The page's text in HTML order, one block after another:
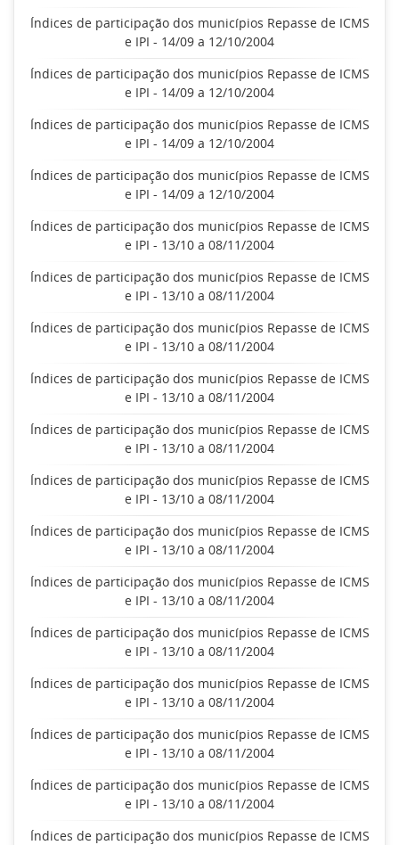
Índices de participação dos municípios Repasse de ICMS
e IPI - 14/09 a 12/10/2004
Índices de participação dos municípios Repasse de ICMS
e IPI - 14/09 a 12/10/2004
Índices de participação dos municípios Repasse de ICMS
e IPI - 14/09 a 12/10/2004
Índices de participação dos municípios Repasse de ICMS
e IPI - 14/09 a 12/10/2004
Índices de participação dos municípios Repasse de ICMS
e IPI - 13/10 a 08/11/2004
Índices de participação dos municípios Repasse de ICMS
e IPI - 13/10 a 08/11/2004
Índices de participação dos municípios Repasse de ICMS
e IPI - 13/10 a 08/11/2004
Índices de participação dos municípios Repasse de ICMS
e IPI - 13/10 a 08/11/2004
Índices de participação dos municípios Repasse de ICMS
e IPI - 13/10 a 08/11/2004
Índices de participação dos municípios Repasse de ICMS
e IPI - 13/10 a 08/11/2004
Índices de participação dos municípios Repasse de ICMS
e IPI - 13/10 a 08/11/2004
Índices de participação dos municípios Repasse de ICMS
e IPI - 13/10 a 08/11/2004
Índices de participação dos municípios Repasse de ICMS
e IPI - 13/10 a 08/11/2004
Índices de participação dos municípios Repasse de ICMS
e IPI - 13/10 a 08/11/2004
Índices de participação dos municípios Repasse de ICMS
e IPI - 13/10 a 08/11/2004
Índices de participação dos municípios Repasse de ICMS
e IPI - 13/10 a 08/11/2004
Índices de participação dos municípios Repasse de ICMS